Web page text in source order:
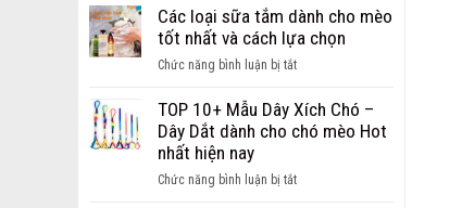
nặng
bán
buôn
phụ
cho
chó
tín
Cách
trị
chó
để
giúp
thoát
Các loại sữa tắm dành cho mèo
tốt nhất và cách lựa chọn
Chức năng bình luận bị tắtở
loại
sữa
cho
TOP 10+ Mẫu Dây Xích Chó –
Dây Dắt dành cho chó mèo Hot
nhất hiện nay
Chức năng bình luận bị tắtở